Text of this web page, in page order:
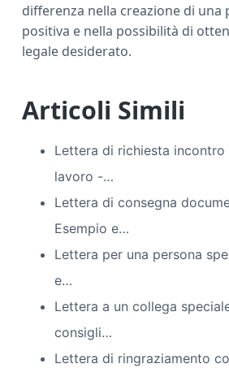
differenza nella creazione di una
positiva e nella possibilità di
legale desiderato.
Articoli Simili
Lettera di richiesta
lavoro -…
Lettera di consegna
Esempio e…
Lettera per una persona
e…
Lettera a un collega
consigli…
Lettera di ringraziamento